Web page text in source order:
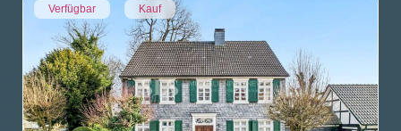
Verfügbar Kauf